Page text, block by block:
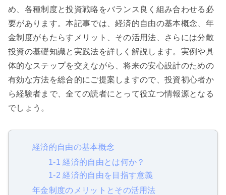
め、各種制度と投資戦略をバランス良く組み合わせる必
要があります。本記事では、経済的自由の基本概念、年
金制度がもたらすメリット、その活用法、さらには分散
投資の基礎知識と実践法を詳しく解説します。実例や具
体的なステップを交えながら、将来の安心設計のための
有効な方法を総合的にご提案しますので、投資初心者か
ら経験者まで、全ての読者にとって役立つ情報源となる
でしょう。
経済的自由の基本概念
1-1 経済的自由とは何か？
1-2 経済的自由を目指す意義
年金制度のメリットとその活用法